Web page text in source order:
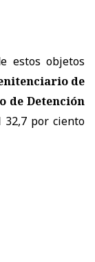
estos objetos
de
de Detención
por ciento